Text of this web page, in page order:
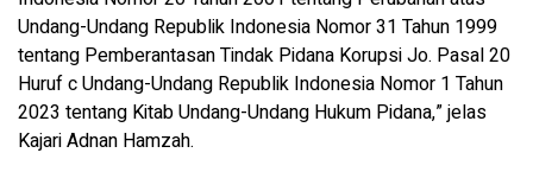
Undang-Undang Republik Indonesia Nomor 31 Tahun 1999
tentang Pemberantasan Tindak Pidana Korupsi Jo. Pasal 20
Huruf c Undang-Undang Republik Indonesia Nomor 1 Tahun
2023 tentang Kitab Undang-Undang Hukum Pidana,” jelas
Kajari Adnan Hamzah.